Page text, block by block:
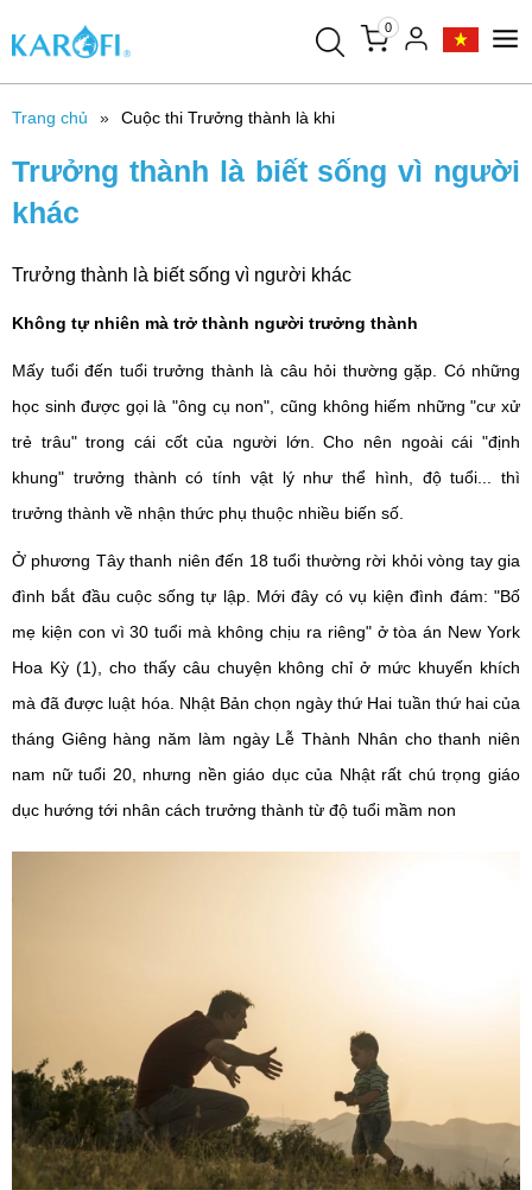
0
Trang chủ Cuộc thi Trưởng thành là khi
Trưởng thành là biết sống vì người
khác
Trưởng thành là biết sống vì người khác
Không tự nhiên mà trở thành người trưởng thành
Mấy tuổi đến tuổi trưởng thành là câu hỏi thường gặp. Có những
học sinh được gọi là "ông cụ non", cũng không hiếm những "cư xử
trẻ trâu" trong cái cốt của người lớn. Cho nên ngoài cái "định
khung" trưởng thành có tính vật lý như thể hình, độ tuổi... thì
trưởng thành về nhận thức phụ thuộc nhiều biến số.
Ở phương Tây thanh niên đến 18 tuổi thường rời khỏi vòng tay gia
đình bắt đầu cuộc sống tự lập. Mới đây có vụ kiện đình đám: "Bố
mẹ kiện con vì 30 tuổi mà không chịu ra riêng" ở tòa án New York
Hoa Kỳ (1), cho thấy câu chuyện không chỉ ở mức khuyến khích
mà đã được luật hóa. Nhật Bản chọn ngày thứ Hai tuần thứ hai của
tháng Giêng hàng năm làm ngày Lễ Thành Nhân cho thanh niên
nam nữ tuổi 20, nhưng nền giáo dục của Nhật rất chú trọng giáo
dục hướng tới nhân cách trưởng thành từ độ tuổi mầm non